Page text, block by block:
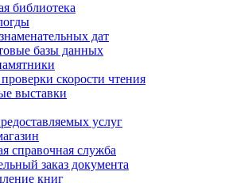
библиотека
дат
базы данных
скорости чтения
выставки
услуг
справочная служба
заказ документа
книг